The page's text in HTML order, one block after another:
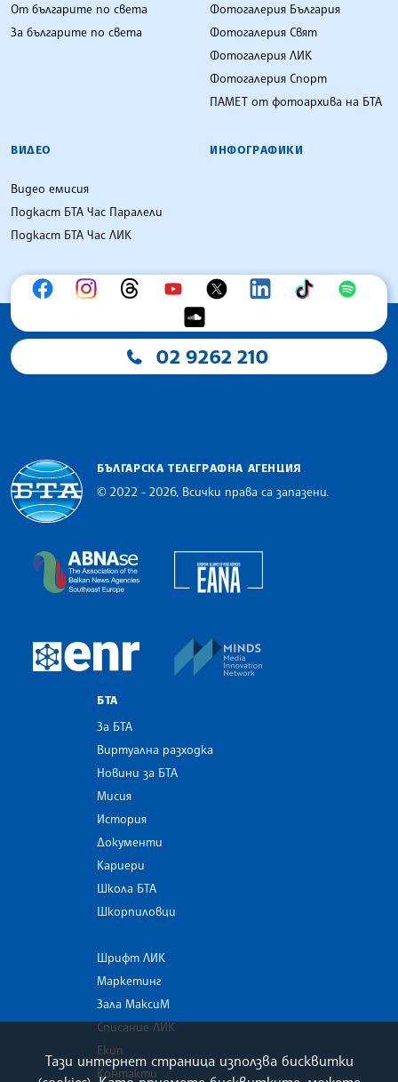
От българите по света
За българите по света
Фотогалерия България
Фотогалерия Свят
Фотогалерия ЛИК
Фотогалерия Спорт
ПАМЕТ от фотоархива на БТА
ВИДЕО
Видео емисия
Подкаст БТА Час Паралели
Подкаст БТА Час ЛИК
ИНФОГРАФИКИ
02 9262 210
БЪЛГАРСКА ТЕЛЕГРАФНА АГЕНЦИЯ
© 2022 - 2026, Всички права са запазени.
The Assocoation of the Balkan News Agencies
European Newsroom
БТА
За БТА
Виртуална разходка
Новини за БТА
Мисия
История
Документи
Кариери
Школа БТА
Шкорпиловци
Шрифт ЛИК
Маркетинг
Зала МаксиМ
Списание ЛИК
Екип
Контакти
Тази интернет страница използва бисквитки